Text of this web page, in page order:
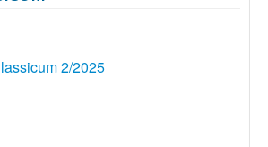
2/2025